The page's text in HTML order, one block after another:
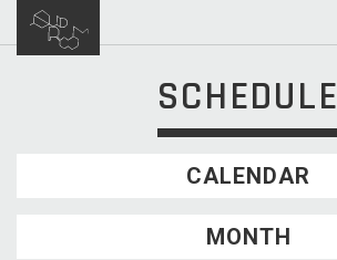
SCHEDULE
CALENDAR
WED
MONTH